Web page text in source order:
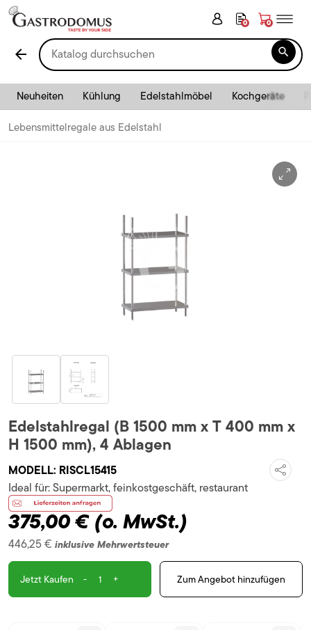
0 0
arrow_back 
Neuheiten Kühlung Edelstahlmöbel Kochgeräte
Lebensmittelregale aus Edelstahl
Edelstahlregal (B 1500 mm x T 400 mm x
H 1500 mm), 4 Ablagen
MODELL: RISCL15415
375,00 €(o. MwSt.)
446,25 € inklusive Mehrwertsteuer
Ideal für:Supermarkt, feinkostgeschäft, restaurant
Jetzt Kaufen - + Zum Angebot hinzufügen